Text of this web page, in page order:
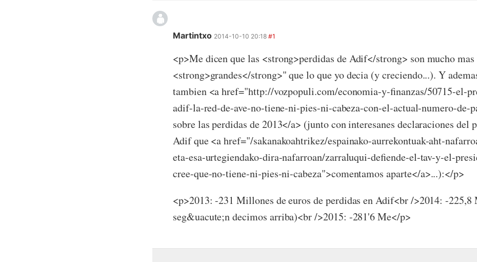
Martintxo 2014-10-10 20:18 #1
<p>Me dicen que las <strong>perdidas de Adif</strong> son mucho
<strong>grandes</strong>" que lo que yo decia (y creciendo...). Y
tambien <a href="http://vozpopuli.com/economia-y-finanzas/50715-el-
adif-la-red-de-ave-no-tiene-ni-pies-ni-cabeza-con-el-actual-numero-de-
sobre las perdidas de 2013</a> (junto con interesanes declaraciones del
Adif que <a href="/sakanakoahtrikez/espainako-aurrekontuak-aht-
eta-esa-urtegiendako-dira-nafarroan/zarraluqui-defiende-el-tav-y-el-
cree-que-no-tiene-ni-pies-ni-cabeza">comentamos aparte</a>...):</p>
<p>2013: -231 Millones de euros de perdidas en Adif<br />2014: -225,8
seg&uacute;n decimos arriba)<br />2015: -281'6 Me</p>